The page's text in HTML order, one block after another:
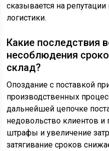
сказывается на
логистики.
Какие последствия
несоблюдения
склад?
Опоздание с поставкой
производственных
дальнейшей цепочке
недовольство клиентов
штрафы и увеличение
затягивание сроков